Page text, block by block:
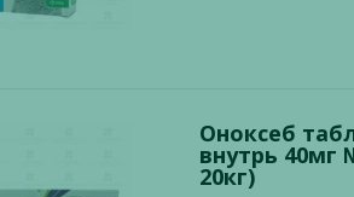
Оноксеб
внутрь
20кг)